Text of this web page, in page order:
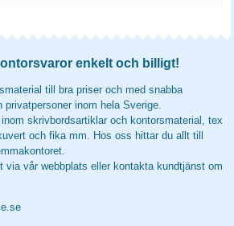
enkelt och billigt!
till bra priser och med snabba
privatpersoner inom hela Sverige.
skrivbordsartiklar och kontorsmaterial, tex
och fika mm. Hos oss hittar du allt till
via vår webbplats eller kontakta kundtjänst om